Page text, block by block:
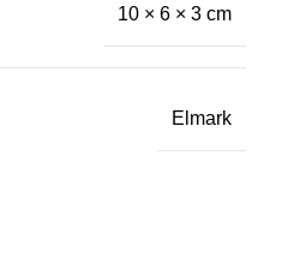
10 × 6 × 3 cm
Elmark